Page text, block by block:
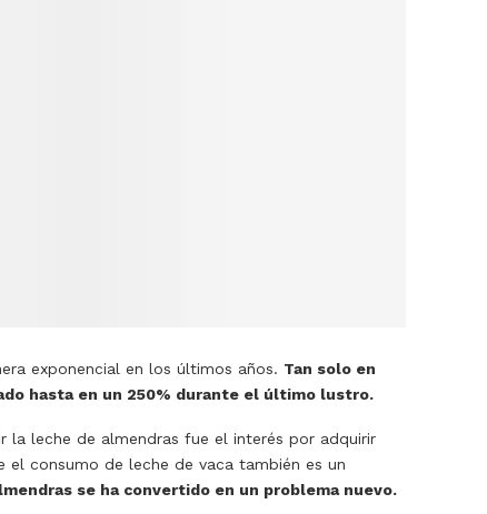
exponencial en los últimos años. Tan solo en
hasta en un 250% durante el último lustro.
la leche de almendras fue el interés por adquirir
consumo de leche de vaca también es un
se ha convertido en un problema nuevo.